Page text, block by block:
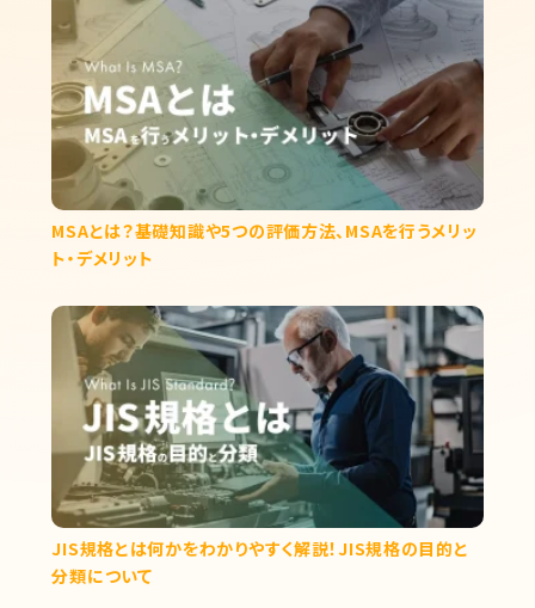
MSAとは？基礎知識や5つの評価方法、MSAを行うメリッ
ト・デメリット
JIS規格とは何かをわかりやすく解説！JIS規格の目的と
分類について